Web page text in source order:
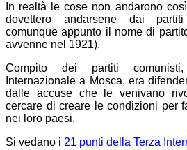
In realtà le cose non andarono
dovettero andarsene dai
comunque appunto il nome di
avvenne nel 1921).
Compito dei partiti
Internazionale a Mosca, era
dalle accuse che le venivano
cercare di creare le condizioni per
nei loro paesi.
Si vedano i 21 punti della Terza